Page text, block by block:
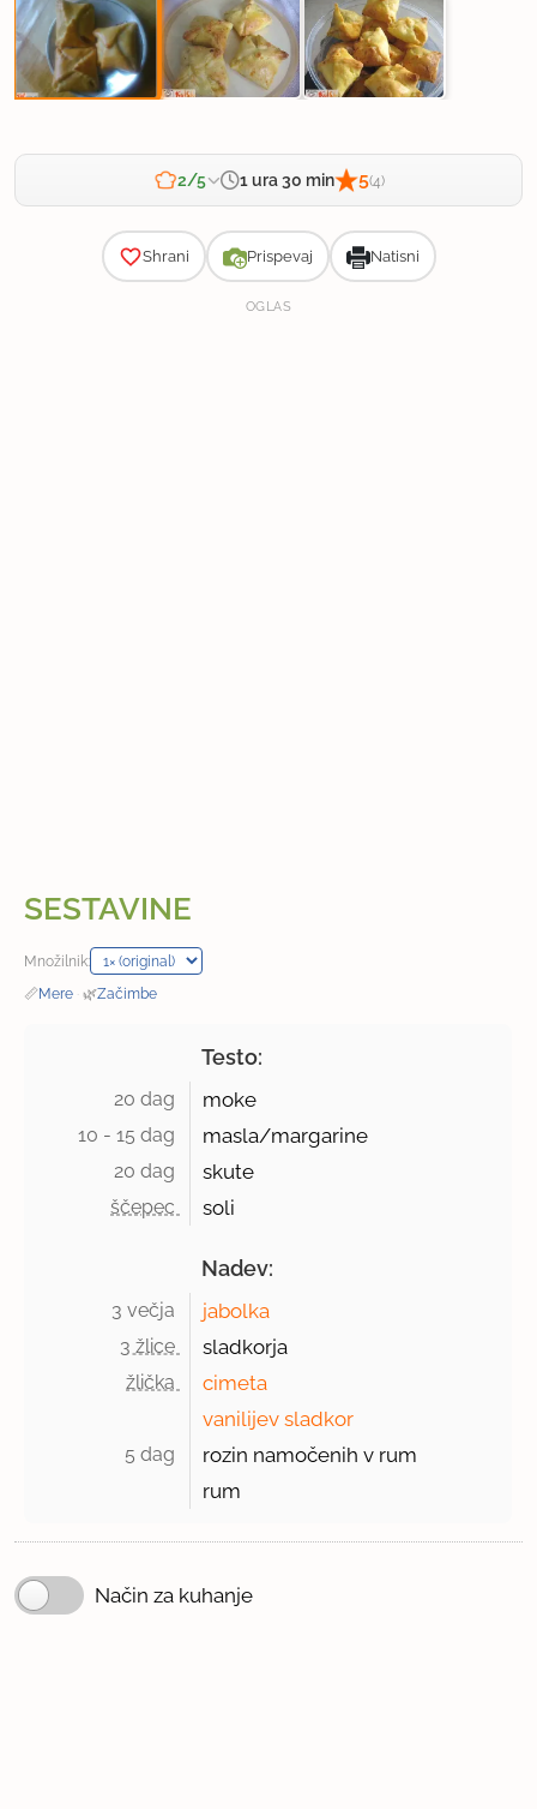
2/5 1 ura 30 min 5(4)
Shrani Prispevaj Natisni
OGLAS
SESTAVINE
Množilnik:
📏Mere · 🌿Začimbe
Testo:
20 dag moke
10 - 15 dag masla/margarine
20 dag skute
ščepec soli
Nadev:
3 večja jabolka
3 žlice sladkorja
žlička
cimeta
vanilijev sladkor
5 dag
rozin namočenih v rum
rum
Način za kuhanje